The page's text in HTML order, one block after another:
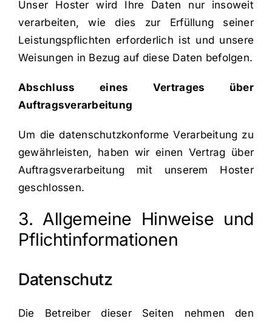
Unser Hoster wird Ihre Daten nur insoweit
verarbeiten, wie dies zur Erfüllung seiner
Leistungspflichten erforderlich ist und unsere
Weisungen in Bezug auf diese Daten befolgen.
Abschluss eines Vertrages über
Auftragsverarbeitung
Um die datenschutzkonforme Verarbeitung zu
gewährleisten, haben wir einen Vertrag über
Auftragsverarbeitung mit unserem Hoster
geschlossen.
3. Allgemeine Hinweise und
Pflichtinformationen
Datenschutz
Die Betreiber dieser Seiten nehmen den